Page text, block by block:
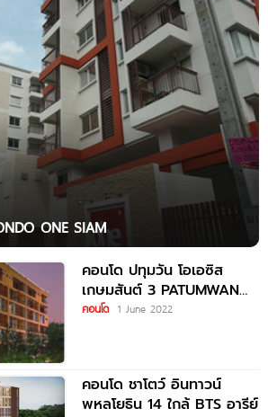
ONE SIAM
คอนโด ปทุมวัน โอเอซิส
เกษมสันต์ 3 PATUMWAN
OASIS
คอนโด 1 June 2022
คอนโด ชาโตว์ อินทาวน์
พหลโยธิน 14 ใกล้ BTS อารีย์